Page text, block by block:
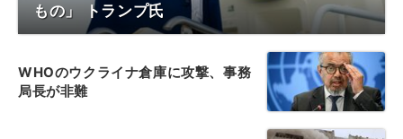
もの」 トランプ氏
WHOのウクライナ倉庫に攻撃、事務
局長が非難